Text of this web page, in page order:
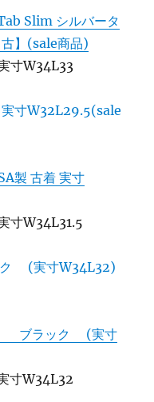
Slim シルバータ
】(sale商品)
寸W34L33
製 古着 実寸
寸W34L31.5
ブラック (実寸
寸W34L32